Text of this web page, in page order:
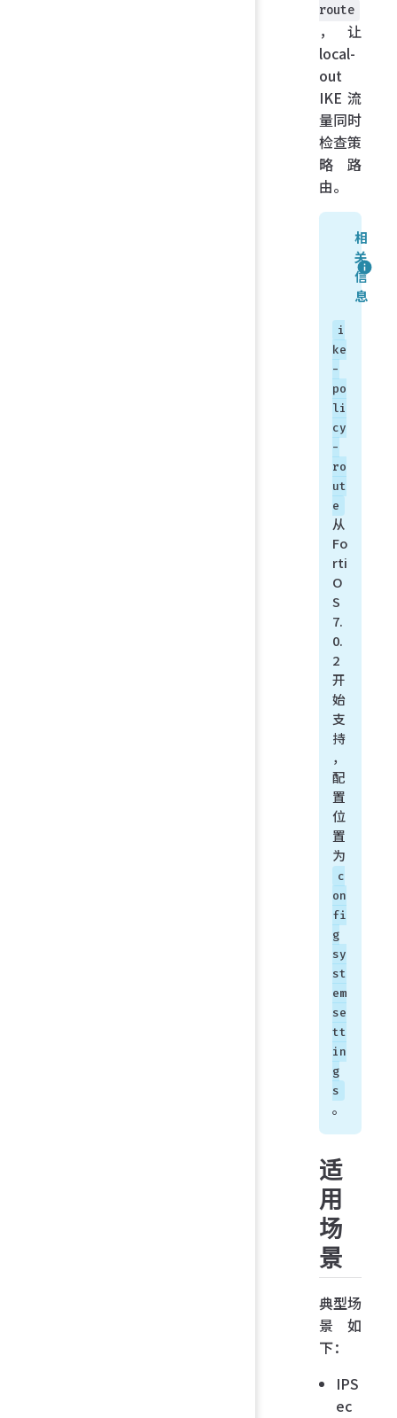
route
，让
local-
out
IKE 流
量同时
检查策
略路
由。
相
关
信
息
i
ke
-
po
li
cy
-
ro
ut
e
从
Fo
rti
O
S
7.
0.
2
开
始
支
持
，
配
置
位
置
为
c
on
fi
g
sy
st
em
se
tt
in
g
s
。
适
用
场
景
典型场
景如
下：
IPS
ec